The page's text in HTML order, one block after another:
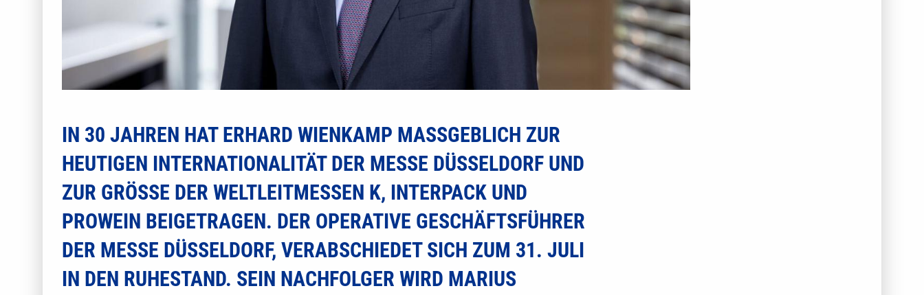
IN 30 JAHREN HAT ERHARD WIENKAMP MASSGEBLICH ZUR H
EUTIGEN INTERNATIONALITÄT DER MESSE DÜSSELDORF UND Z
UR GRÖSSE DER WELTLEITMESSEN K, INTERPACK UND PR
OWEIN BEIGETRAGEN. DER OPERATIVE GESCHÄFTSFÜHRER DE
R MESSE DÜSSELDORF, VERABSCHIEDET SICH ZUM 31. JULI IN
DEN RUHESTAND. SEIN NACHFOLGER WIRD MARIUS BE